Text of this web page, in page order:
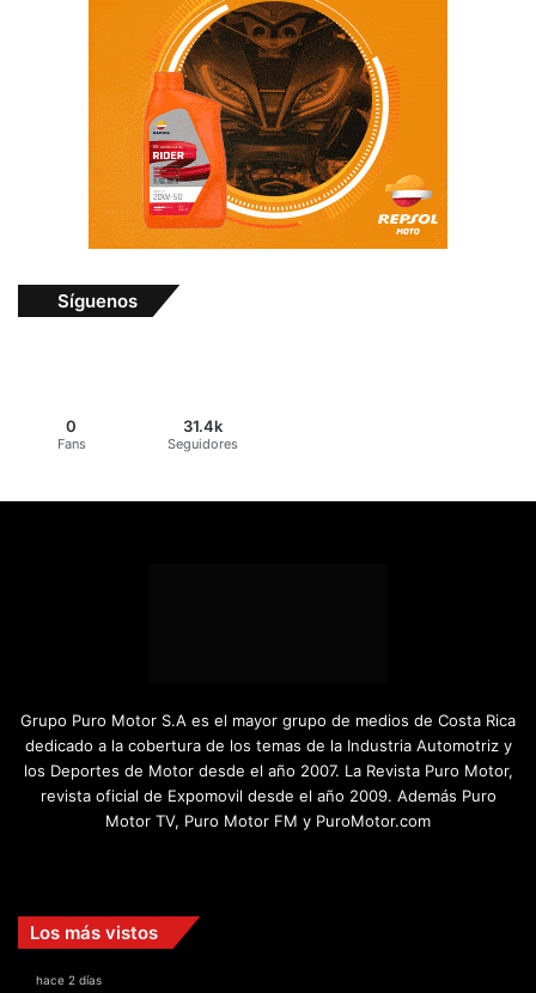
Síguenos
0
Fans
31.4k
Seguidores
Grupo Puro Motor S.A es el mayor grupo de medios de Costa Rica
dedicado a la cobertura de los temas de la Industria Automotriz y
los Deportes de Motor desde el año 2007. La Revista Puro Motor,
revista oficial de Expomovil desde el año 2009. Además Puro
Motor TV, Puro Motor FM y PuroMotor.com
Los más vistos
hace 2 días